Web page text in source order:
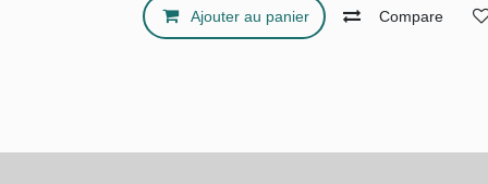
Ajouter au panier Compare